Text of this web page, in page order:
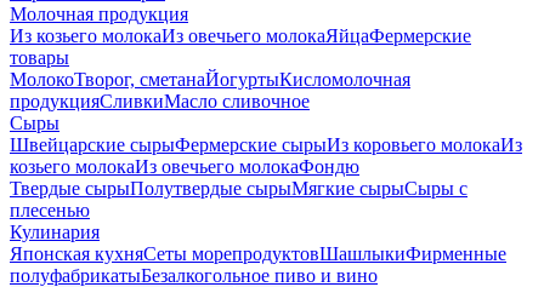
Молочная продукция
Из козьего молокаИз овечьего молокаЯйцаФермерские
товары
МолокоТворог, сметанаЙогуртыКисломолочная
продукцияСливкиМасло сливочное
Сыры
Швейцарские сырыФермерские сырыИз коровьего молокаИз
козьего молокаИз овечьего молокаФондю
Твердые сырыПолутвердые сырыМягкие сырыСыры c
плесенью
Кулинария
Японская кухняСеты морепродуктовШашлыкиФирменные
полуфабрикатыБезалкогольное пиво и вино